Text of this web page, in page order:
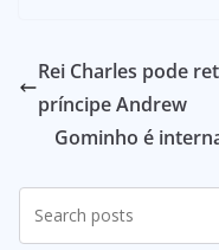
Rei Charles pode
príncipe Andrew
Gominho é